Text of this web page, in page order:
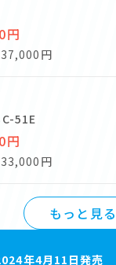
円
円
51E
円
円
もっと見る
年4月11日発売